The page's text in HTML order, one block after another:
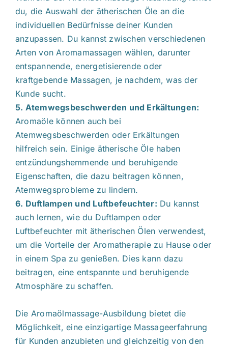
du, die Auswahl der ätherischen Öle an die
individuellen Bedürfnisse deiner Kunden
anzupassen. Du kannst zwischen verschiedenen
Arten von Aromamassagen wählen, darunter
entspannende, energetisierende oder
kraftgebende Massagen, je nachdem, was der
Kunde sucht.
5. Atemwegsbeschwerden und Erkältungen:
Aromaöle können auch bei
Atemwegsbeschwerden oder Erkältungen
hilfreich sein. Einige ätherische Öle haben
entzündungshemmende und beruhigende
Eigenschaften, die dazu beitragen können,
Atemwegsprobleme zu lindern.
6. Duftlampen und Luftbefeuchter: Du kannst
auch lernen, wie du Duftlampen oder
Luftbefeuchter mit ätherischen Ölen verwendest,
um die Vorteile der Aromatherapie zu Hause oder
in einem Spa zu genießen. Dies kann dazu
beitragen, eine entspannte und beruhigende
Atmosphäre zu schaffen.
Die Aromaölmassage-Ausbildung bietet die
Möglichkeit, eine einzigartige Massageerfahrung
für Kunden anzubieten und gleichzeitig von den